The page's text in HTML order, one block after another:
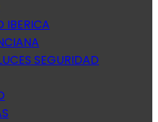
IBERICA
SEGURIDAD